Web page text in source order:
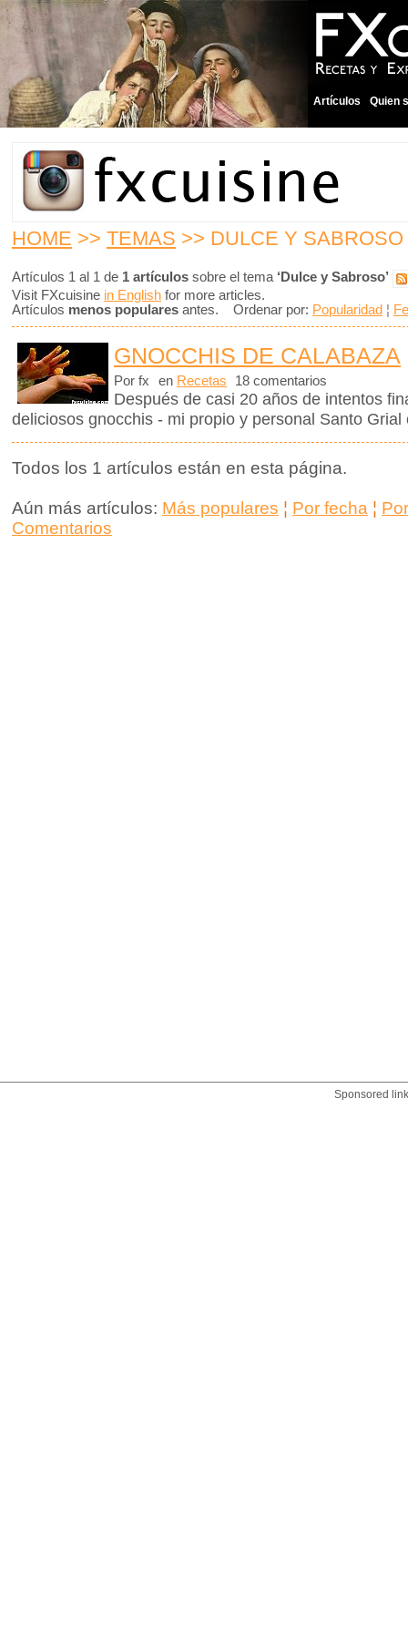
Artículos Quien
HOME >> TEMAS >> DULCE Y SABROSO
Artículos 1 al 1 de 1 artículos sobre el tema ‘Dulce y Sabroso’
Visit FXcuisine in English for more articles.
Artículos menos populares antes. Ordenar por: Popularidad ¦
GNOCCHIS DE CALABAZA
Por fx en Recetas 18 comentarios
Después de casi 20 años de intentos
deliciosos gnocchis - mi propio y personal Santo Grial
Todos los 1 artículos están en esta página.
Aún más artículos: Más populares ¦ Por fecha ¦
Comentarios
Sponsored